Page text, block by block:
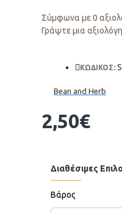
Σύμφωνα με 0
Γράψτε μια
2,50€
ΚΩΔΙΚΟΣ:
Bean and Herb
Διαθέσιμες
Βάρος